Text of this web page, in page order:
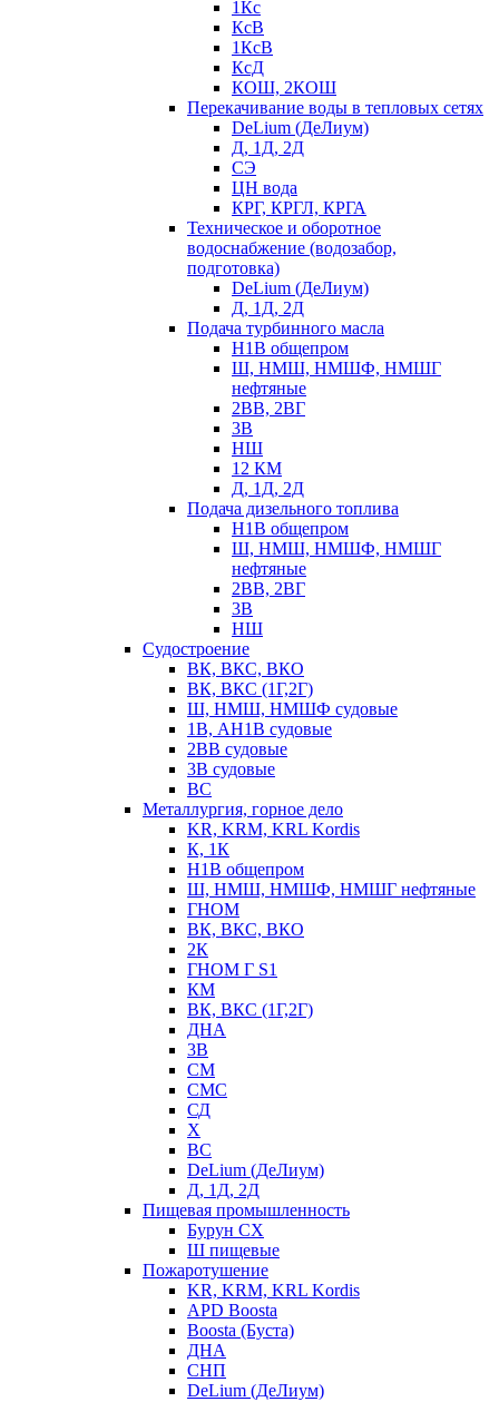
1Кс
КсВ
1КсВ
КсД
КОШ, 2КОШ
Перекачивание воды в тепловых сетях
DeLium (ДеЛиум)
Д, 1Д, 2Д
СЭ
ЦН вода
КРГ, КРГЛ, КРГА
Техническое и оборотное
водоснабжение (водозабор,
подготовка)
DeLium (ДеЛиум)
Д, 1Д, 2Д
Подача турбинного масла
Н1В общепром
Ш, НМШ, НМШФ, НМШГ
нефтяные
2ВВ, 2ВГ
3В
НШ
12 КМ
Д, 1Д, 2Д
Подача дизельного топлива
Н1В общепром
Ш, НМШ, НМШФ, НМШГ
нефтяные
2ВВ, 2ВГ
3В
НШ
Судостроение
ВК, ВКС, ВКО
ВК, ВКС (1Г,2Г)
Ш, НМШ, НМШФ судовые
1В, АН1В судовые
2ВВ судовые
3В судовые
ВС
Металлургия, горное дело
KR, KRM, KRL Kordis
К, 1К
Н1В общепром
Ш, НМШ, НМШФ, НМШГ нефтяные
ГНОМ
ВК, ВКС, ВКО
2К
ГНОМ Г S1
КМ
ВК, ВКС (1Г,2Г)
ДНА
3В
СМ
СМС
СД
Х
ВС
DeLium (ДеЛиум)
Д, 1Д, 2Д
Пищевая промышленность
Бурун СХ
Ш пищевые
Пожаротушение
KR, KRM, KRL Kordis
APD Boosta
Boosta (Буста)
ДНА
СНП
DeLium (ДеЛиум)